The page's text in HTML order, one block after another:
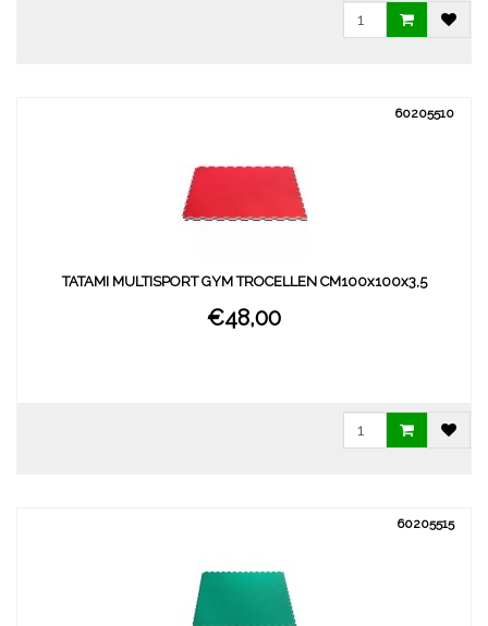
60205510
TATAMI MULTISPORT GYM TROCELLEN CM100x100x3,5
€48,00
60205515